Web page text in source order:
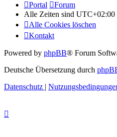
Portal
Forum
Alle Zeiten sind UTC+02:00
Alle Cookies löschen
Kontakt
Powered by phpBB® Forum
Deutsche Übersetzung durch
Datenschutz |